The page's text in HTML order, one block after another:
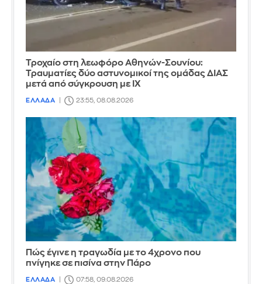
Τροχαίο στη λεωφόρο Αθηνών-Σουνίου:
Τραυματίες δύο αστυνομικοί της ομάδας ΔΙΑΣ
μετά από σύγκρουση με ΙΧ
ΕΛΛΑΔΑ 23:55, 08.08.2026
Πώς έγινε η τραγωδία με το 4χρονο που
πνίγηκε σε πισίνα στην Πάρο
ΕΛΛΑΔΑ 07:58, 09.08.2026